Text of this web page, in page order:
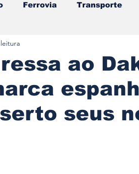
Ferrovia Transporte
Gastronomia
ao
seus